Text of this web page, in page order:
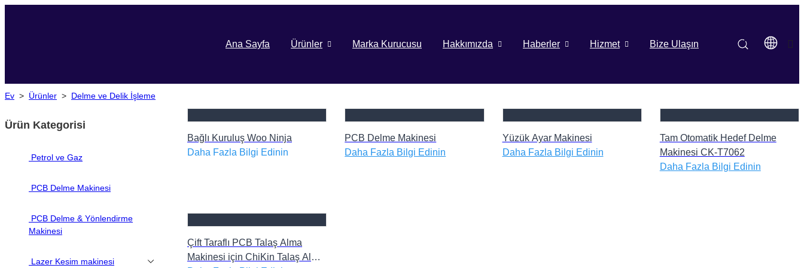
Ana Sayfa Ürünler Marka Kurucusu Hakkımızda Haberler Hizmet Bize Ulaşın
Ev > Ürünler > Delme ve Delik İşleme
Ürün Kategorisi
Petrol ve Gaz
PCB Delme Makinesi
PCB Delme & Yönlendirme
Makinesi
Lazer Kesim makinesi
Bağlı Kuruluş Woo Ninja
Daha Fazla Bilgi Edinin
PCB Delme Makinesi
Daha Fazla Bilgi Edinin
Yüzük Ayar Makinesi
Daha Fazla Bilgi Edinin
Tam Otomatik Hedef Delme
Makinesi CK-T7062
Daha Fazla Bilgi Edinin
Çift Taraflı PCB Talaş Alma
Makinesi için ChiKin Talaş Alma